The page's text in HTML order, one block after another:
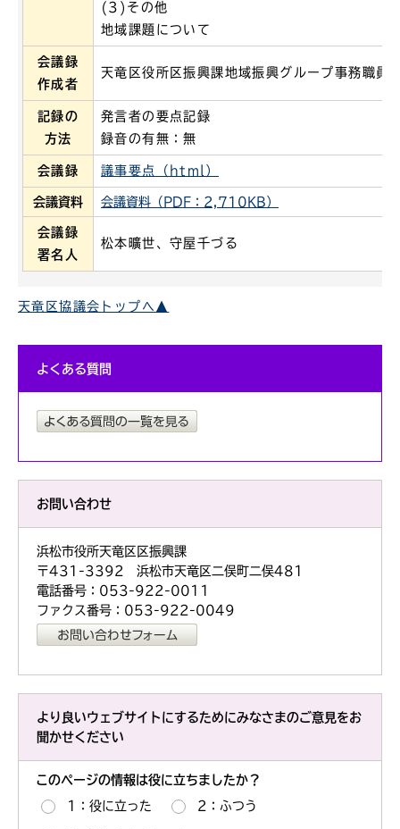
(3)その他
地域課題について
会議録
作成者
天竜区役所区振興課地域振興グループ事務職員
記録の
方法
発言者の要点記録
録音の有無：無
会議録 議事要点（html）
会議資料 会議資料（PDF：2,710KB）
会議録
署名人
松本曠世、守屋千づる
天竜区協議会トップへ▲
よくある質問
お問い合わせ
浜松市役所天竜区区振興課
〒431-3392 浜松市天竜区二俣町二俣481
電話番号：053-922-0011
ファクス番号：053-922-0049
より良いウェブサイトにするためにみなさまのご意見をお
聞かせください
このページの情報は役に立ちましたか？
1：役に立った 2：ふつう